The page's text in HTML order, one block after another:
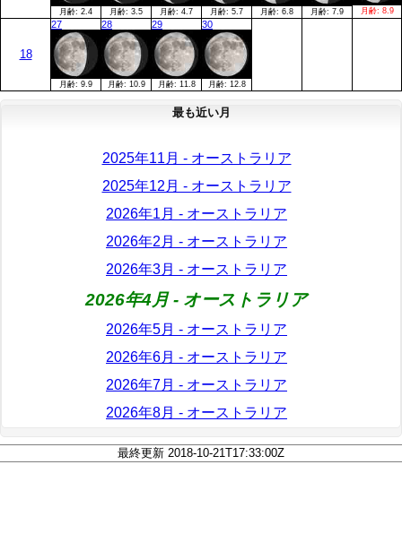
月齢: 2.4 月齢: 3.5 月齢: 4.7 月齢: 5.7 月齢: 6.8 月齢: 7.9 月齢: 8.9
18
27
月齢: 9.9
28
月齢: 10.9
29
月齢: 11.8
30
月齢: 12.8
最も近い月
2025年11月 - オーストラリア
2025年12月 - オーストラリア
2026年1月 - オーストラリア
2026年2月 - オーストラリア
2026年3月 - オーストラリア
2026年4月 - オーストラリア
2026年5月 - オーストラリア
2026年6月 - オーストラリア
2026年7月 - オーストラリア
2026年8月 - オーストラリア
最終更新 2018-10-21T17:33:00Z